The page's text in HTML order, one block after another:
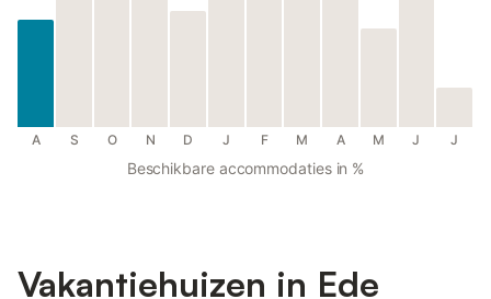
A S O N D J F M A M J J
Beschikbare accommodaties in %
Vakantiehuizen in Ede